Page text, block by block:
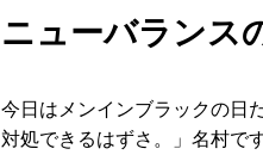
ニューバランス
今日はメンインブラックの日
対処できるはずさ。」名村です